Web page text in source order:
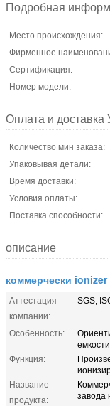
Подробная
Место происхождения:
Фирменное
Сертификация:
Номер модели:
Оплата и доставка
Количество мин заказа:
Упаковывая детали:
Время доставки:
Условия оплаты:
Поставка способности:
описание
коммерчески
Аттестация
компании:
SGS,
Особенность:
Функция:
Название
продукта:
завода